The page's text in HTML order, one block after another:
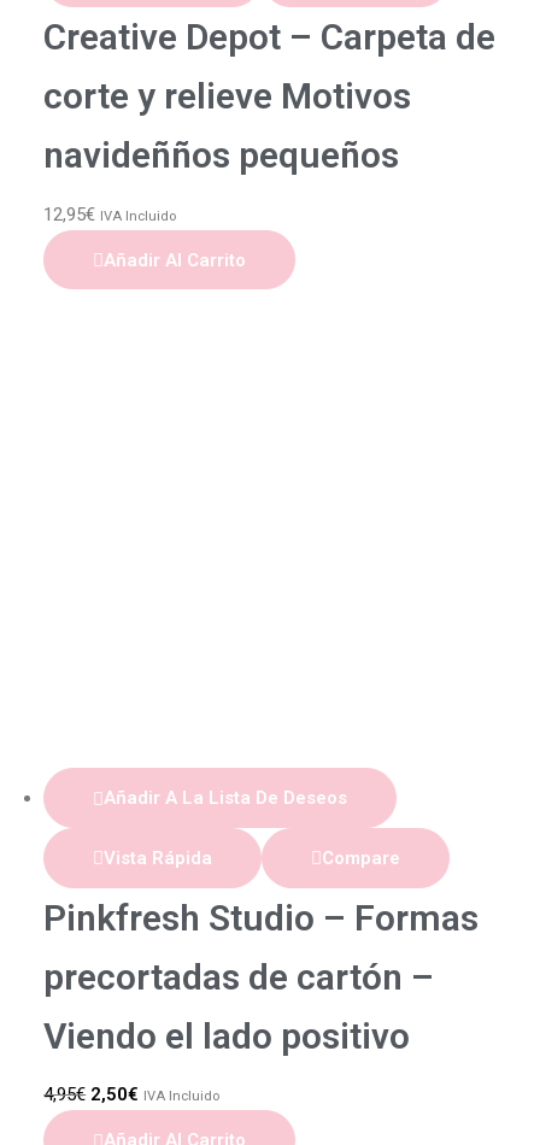
Creative Depot – Carpeta de
corte y relieve Motivos
navideñños pequeños
12,95€ IVA Incluido
Añadir Al Carrito
Añadir A La Lista De Deseos
Vista Rápida Compare
Pinkfresh Studio – Formas
precortadas de cartón –
Viendo el lado positivo
4,95€ 2,50€ IVA Incluido
Añadir Al Carrito